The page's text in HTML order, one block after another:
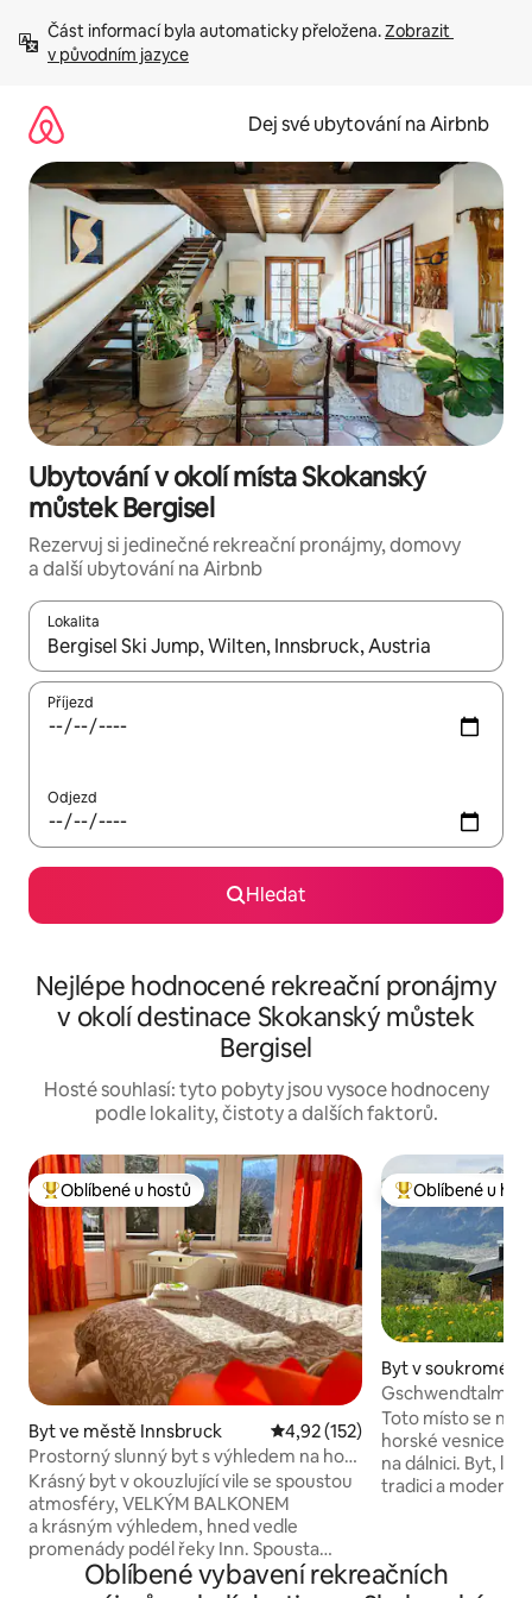
obsah
Část informací byla automaticky přeložena. Zobrazit
v původním jazyce
Dej své ubytování na Airbnb
Ubytování v okolí místa Skokanský
můstek Bergisel
Rezervuj si jedinečné rekreační pronájmy, domovy
a další ubytování na Airbnb
Lokalita
Až budou výsledky k dispozici, můžeš si je procházet pomocí
Příjezd
Odjezd
Hledat
Nejlépe hodnocené rekreační pronájmy
v okolí destinace Skokanský můstek
Bergisel
Hosté souhlasí: tyto pobyty jsou vysoce hodnoceny
podle lokality, čistoty a dalších faktorů.
Nejlepší v kategorii Oblíbené u hostů
Oblíbené u hostů
Byt ve městě Innsbruck Průměrné hodnocení 4,92 z 5,
4,92 (152)
Prostorný slunný byt s výhledem na hory
v okouzlující vile
Krásný byt v okouzlující vile se spoustou
atmosféry, VELKÝM BALKONEM
a krásným výhledem, hned vedle
promenády podél řeky Inn. Spousta
oken v každém pokoji, JASNÝ A SLUNNÝ
Nejlepší v
Oblíbené u
Byt v soukromém
í ve městě
Gschwendtalm-
Take-Time
Toto místo se
horské vesnice a
na dálnici. Byt,
tradici a
horských sportů.
Oblíbené vybavení rekreačních